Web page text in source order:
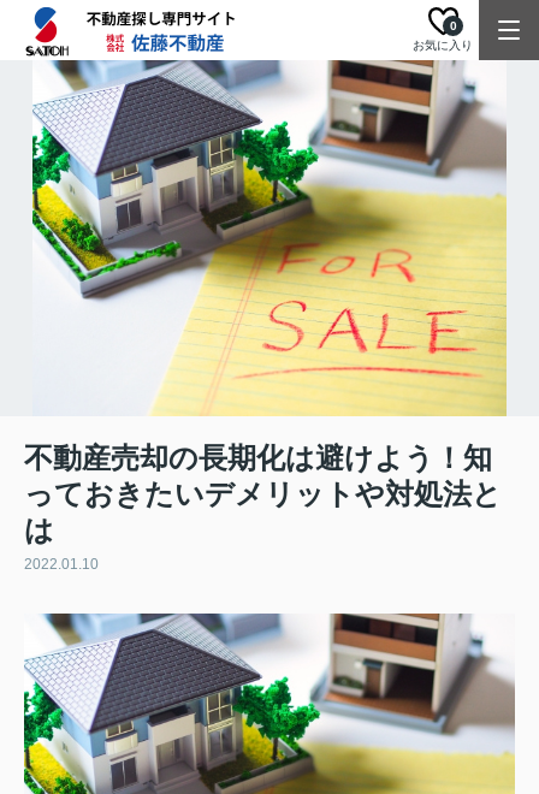
お気に入り
0
不動産売却の長期化は避けよう！知
っておきたいデメリットや対処法と
は
2022.01.10